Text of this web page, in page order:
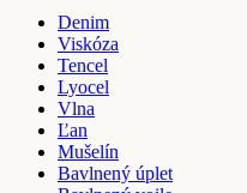
Denim
Viskóza
Tencel
Lyocel
Vlna
Ľan
Mušelín
Bavlnený úplet